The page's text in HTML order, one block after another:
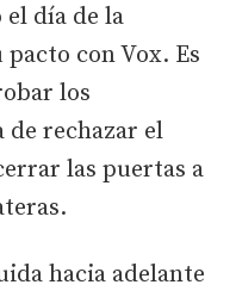
día de la
con Vox. Es
los
de rechazar el
las puertas a
hacia adelante